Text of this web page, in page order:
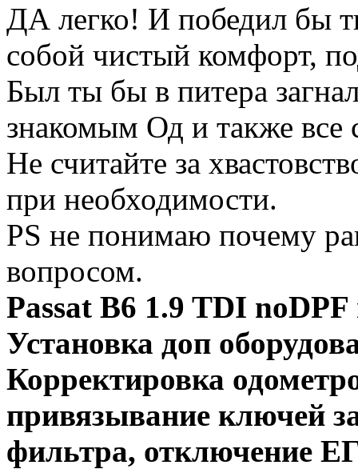
ДА легко! И победил бы
собой чистый комфорт,
Был ты бы в питера
знакомым Од и также все
Не считайте за
при необходимости.
PS не понимаю почему
вопросом.
Passat B6 1.9 TDI
Установка доп
Корректировка
привязывание ключей
фильтра, отключение